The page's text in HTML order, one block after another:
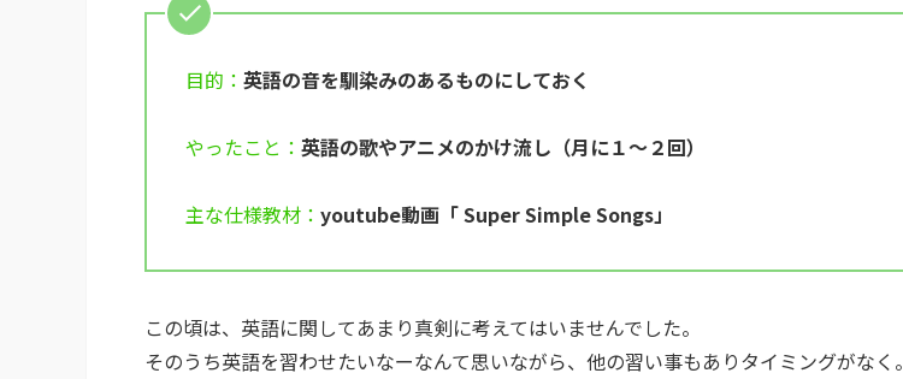
目的： 英語の音を馴染みのあるものにしておく
やったこと： 英語の歌やアニメのかけ流し（月に１～２回）
主な仕様教材： youtube動画「 Super Simple Songs」
この頃は、英語に関してあまり真剣に考えてはいませんでした。
そのうち英語を習わせたいなーなんて思いながら、他の習い事もありタイミングがなく。